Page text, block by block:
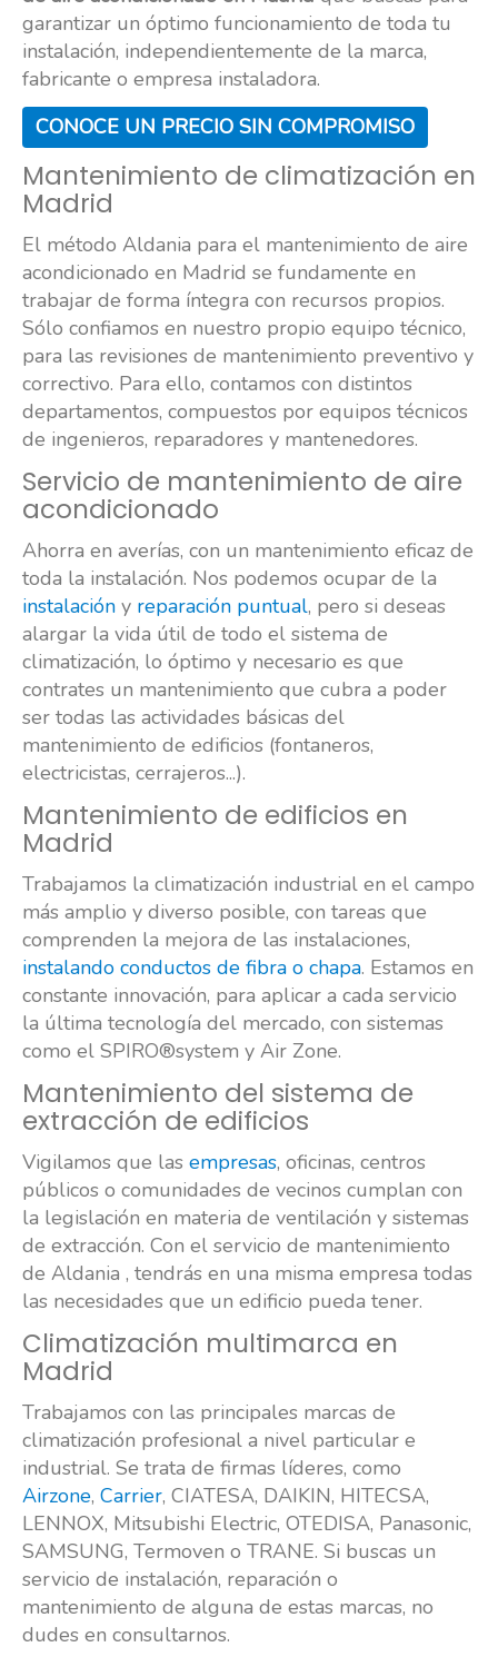
garantizar un óptimo funcionamiento de toda tu
instalación, independientemente de la marca,
fabricante o empresa instaladora.
CONOCE UN PRECIO SIN COMPROMISO
Mantenimiento de climatización en
Madrid
El método Aldania para el mantenimiento de aire
acondicionado en Madrid se fundamente en
trabajar de forma íntegra con recursos propios.
Sólo confiamos en nuestro propio equipo técnico,
para las revisiones de mantenimiento preventivo y
correctivo. Para ello, contamos con distintos
departamentos, compuestos por equipos técnicos
de ingenieros, reparadores y mantenedores.
Servicio de mantenimiento de aire
acondicionado
Ahorra en averías, con un mantenimiento eficaz de
toda la instalación. Nos podemos ocupar de la
instalación y reparación puntual, pero si deseas
alargar la vida útil de todo el sistema de
climatización, lo óptimo y necesario es que
contrates un mantenimiento que cubra a poder
ser todas las actividades básicas del
mantenimiento de edificios (fontaneros,
electricistas, cerrajeros...).
Mantenimiento de edificios en
Madrid
Trabajamos la climatización industrial en el campo
más amplio y diverso posible, con tareas que
comprenden la mejora de las instalaciones,
instalando conductos de fibra o chapa. Estamos en
constante innovación, para aplicar a cada servicio
la última tecnología del mercado, con sistemas
como el SPIRO®system y Air Zone.
Mantenimiento del sistema de
extracción de edificios
Vigilamos que las empresas, oficinas, centros
públicos o comunidades de vecinos cumplan con
la legislación en materia de ventilación y sistemas
de extracción. Con el servicio de mantenimiento
de Aldania , tendrás en una misma empresa todas
las necesidades que un edificio pueda tener.
Climatización multimarca en
Madrid
Trabajamos con las principales marcas de
climatización profesional a nivel particular e
industrial. Se trata de firmas líderes, como
Airzone, Carrier, CIATESA, DAIKIN, HITECSA,
LENNOX, Mitsubishi Electric, OTEDISA, Panasonic,
SAMSUNG, Termoven o TRANE. Si buscas un
servicio de instalación, reparación o
mantenimiento de alguna de estas marcas, no
dudes en consultarnos.